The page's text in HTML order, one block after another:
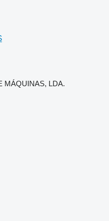
MÁQUINAS, LDA.